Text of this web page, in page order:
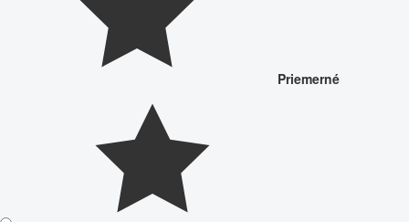
Priemerné